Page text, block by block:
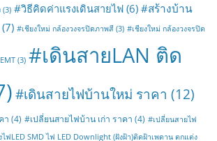
(3) #วิธีคิดค่าแรงเดินสายไฟ (6) #สร้างบ้าน
(7) #เชียงใหม่ กล้องวงจรปิดภาพสี (3) #เชียงใหม่ กล้องวงจรปิด
(3) #เดินสายLAN ติด
#เดินสายไฟบ้านใหม่ ราคา (12)
า (4) #เปลี่ยนสายไฟบ้าน เก่า ราคา (4) #เปลี่ยนสายไฟ
ฟLED SMD ไฟ LED Downlight (ฝังฝ้า)ติดฝ้าเพดาน ตกแต่ง